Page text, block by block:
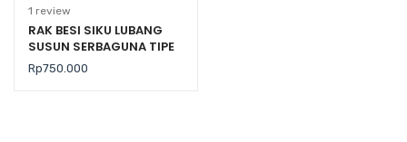
Peringkat
5.00dari 5
berdasarka
n
1
penilaian
1 review
RAK BESI SIKU LUBANG
SUSUN SERBAGUNA TIPE
RK-01 RAJARAK
Rp750.000